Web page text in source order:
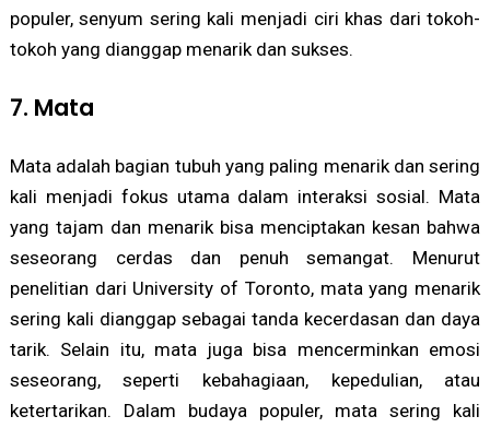
populer, senyum sering kali menjadi ciri khas dari tokoh-
tokoh yang dianggap menarik dan sukses.
7. Mata
Mata adalah bagian tubuh yang paling menarik dan sering
kali menjadi fokus utama dalam interaksi sosial. Mata
yang tajam dan menarik bisa menciptakan kesan bahwa
seseorang cerdas dan penuh semangat. Menurut
penelitian dari University of Toronto, mata yang menarik
sering kali dianggap sebagai tanda kecerdasan dan daya
tarik. Selain itu, mata juga bisa mencerminkan emosi
seseorang, seperti kebahagiaan, kepedulian, atau
ketertarikan. Dalam budaya populer, mata sering kali